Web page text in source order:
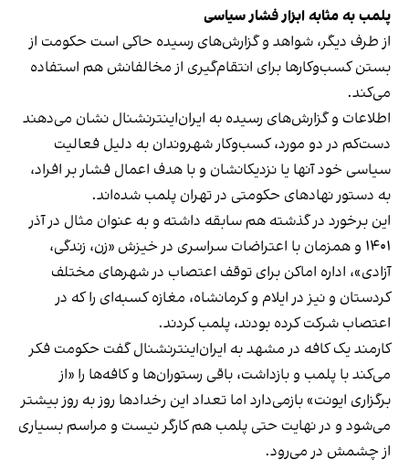
پلمب به مثابه ابزار فشار سیاسی
از طرف دیگر، شواهد و گزارش‌های رسیده حاکی است حکومت از
بستن کسب‌وکارها برای انتقام‌گیری از مخالفانش هم استفاده
می‌کند.
اطلاعات و گزارش‌های رسیده به ایران‌اینترنشنال نشان می‌دهند
دست‌کم در دو مورد، کسب‌وکار شهروندان به دلیل فعالیت
سیاسی خود آنها یا نزدیکانشان و با هدف اعمال فشار بر افراد،
به دستور نهادهای حکومتی در تهران پلمب شده‌اند.
این برخورد در گذشته هم سابقه داشته و به عنوان مثال در آذر
۱۴۰۱ و همزمان با اعتراضات سراسری در خیزش «زن، زندگی،
آزادی»، اداره اماکن برای توقف اعتصاب در شهرهای مختلف
کردستان و نیز در ایلام و کرمانشاه، مغازه کسبه‌ای را که در
اعتصاب شرکت کرده بودند، پلمب کردند.
کارمند یک کافه در مشهد به ایران‌اینترنشنال گفت حکومت فکر
می‌کند با پلمب و بازداشت، باقی رستوران‌ها و کافه‌ها را «از
برگزاری ایونت» بازمی‌دارد اما تعداد این رخدادها روز به روز بیشتر
می‌شود و در نهایت حتی پلمب هم کارگر نیست و مراسم بسیاری
از چشمش در می‌رود.